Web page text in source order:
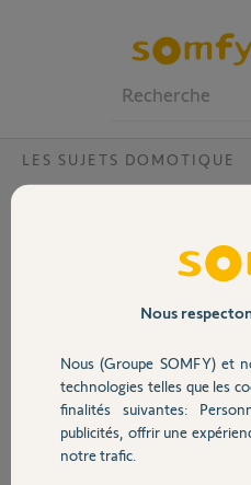
Volet
Sécurité
Domotique
LES SUJETS DOMOTIQUE
Mes scénario smart
se déclenchent plus
Suis-je le seul dans ce
Nous
Nous (Groupe SOMFY) et
technologies telles que les
finalités suivantes:
publicités, offrir une
notre trafic.